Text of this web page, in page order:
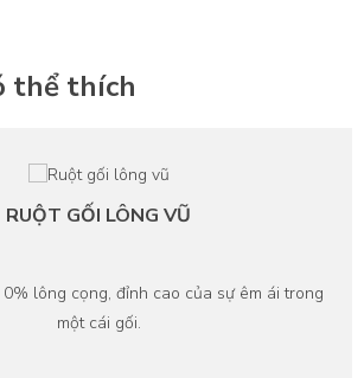
thể thích
RUỘT GỐI LÔNG VŨ
lông cọng, đỉnh cao của sự êm ái trong
một cái gối.